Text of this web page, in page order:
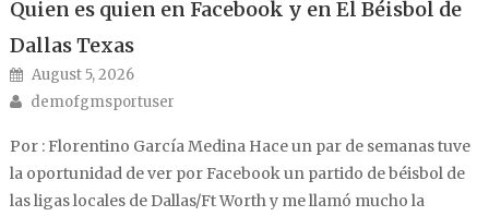
Quien es quien en Facebook y en El Béisbol de
Dallas Texas
Posted on
August 5, 2026
Author
demofgmsportuser
Por : Florentino García Medina Hace un par de semanas tuve
la oportunidad de ver por Facebook un partido de béisbol de
las ligas locales de Dallas/Ft Worth y me llamó mucho la